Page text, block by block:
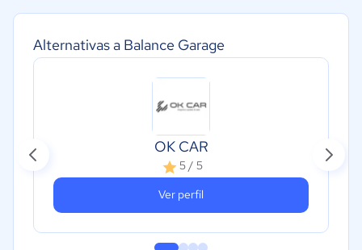
Alternativas a Balance Garage
OK CAR
5 / 5
Ver perfil